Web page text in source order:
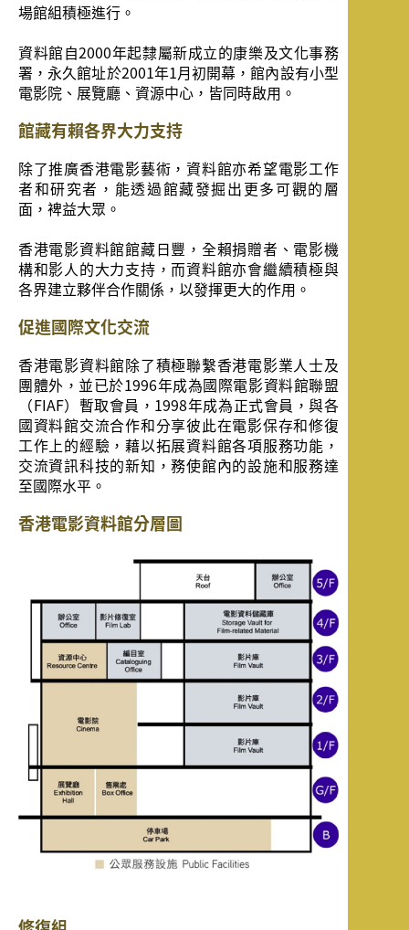
場館組積極進行。
資料館自2000年起隸屬新成立的康樂及文化事務
署，永久館址於2001年1月初開幕，館內設有小型
電影院、展覽廳、資源中心，皆同時啟用。
館藏有賴各界大力支持
除了推廣香港電影藝術，資料館亦希望電影工作
者和研究者，能透過館藏發掘出更多可觀的層
面，裨益大眾。
香港電影資料館館藏日豐，全賴捐贈者、電影機
構和影人的大力支持，而資料館亦會繼續積極與
各界建立夥伴合作關係，以發揮更大的作用。
促進國際文化交流
香港電影資料館除了積極聯繫香港電影業人士及
團體外，並已於1996年成為國際電影資料館聯盟
（FIAF）暫取會員，1998年成為正式會員，與各
國資料館交流合作和分享彼此在電影保存和修復
工作上的經驗，藉以拓展資料館各項服務功能，
交流資訊科技的新知，務使館內的設施和服務達
至國際水平。
香港電影資料館分層圖